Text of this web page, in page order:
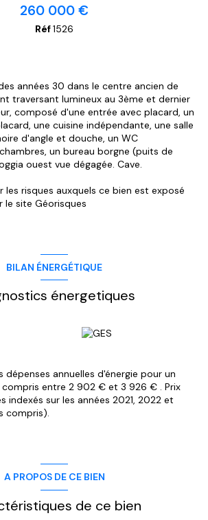
260 000 €
Réf1526
années 30 dans le centre ancien de
traversant lumineux au 3ème et dernier
composé d'une entrée avec placard, un
une cuisine indépendante, une salle
d'angle et douche, un WC
un bureau borgne (puits de
ouest vue dégagée. Cave.
les risques auxquels ce bien est exposé
le site Géorisques
BILAN ÉNERGÉTIQUE
énergetiques
annuelles d'énergie pour un
entre 2 902 € et 3 926 € . Prix
indexés sur les années 2021, 2022 et
compris).
A PROPOS DE CE BIEN
de ce bien